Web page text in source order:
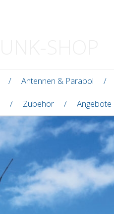
Antennen & Parabol
Zubehör Angebote